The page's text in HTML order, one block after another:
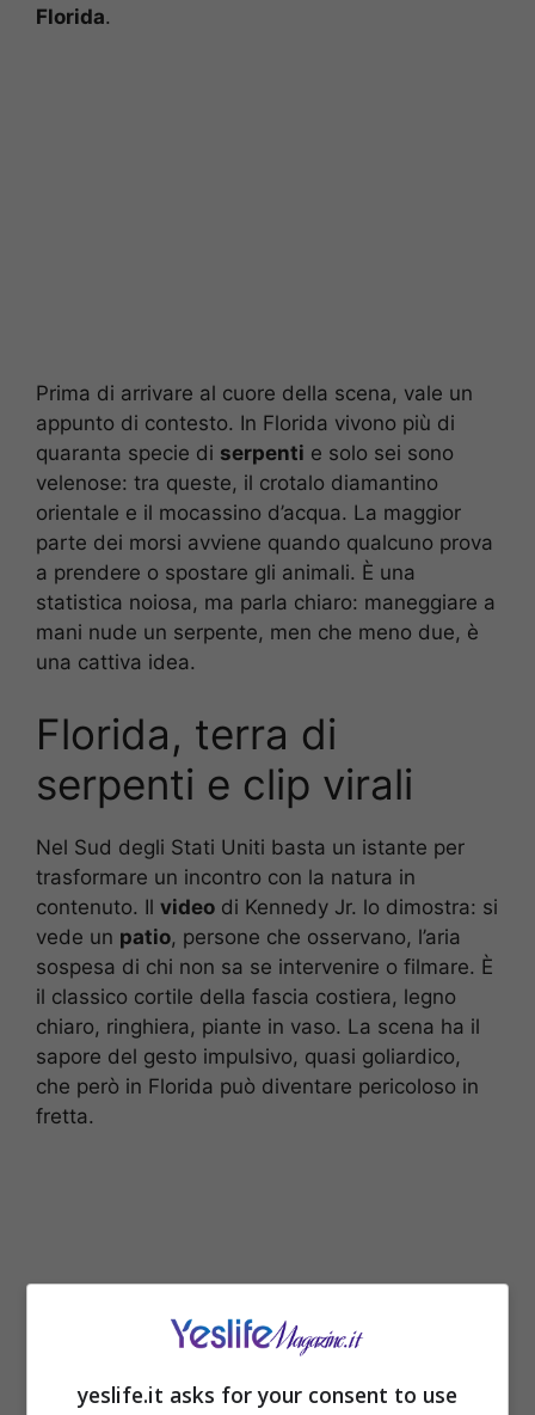
Florida.
Prima di arrivare al cuore della scena, vale un
appunto di contesto. In Florida vivono più di
quaranta specie di serpenti e solo sei sono
velenose: tra queste, il crotalo diamantino
orientale e il mocassino d’acqua. La maggior
parte dei morsi avviene quando qualcuno prova
a prendere o spostare gli animali. È una
statistica noiosa, ma parla chiaro: maneggiare a
mani nude un serpente, men che meno due, è
una cattiva idea.
Florida, terra di
serpenti e clip virali
Nel Sud degli Stati Uniti basta un istante per
trasformare un incontro con la natura in
contenuto. Il video di Kennedy Jr. lo dimostra: si
vede un patio, persone che osservano, l’aria
sospesa di chi non sa se intervenire o filmare. È
il classico cortile della fascia costiera, legno
chiaro, ringhiera, piante in vaso. La scena ha il
sapore del gesto impulsivo, quasi goliardico,
che però in Florida può diventare pericoloso in
fretta.
yeslife.it asks for your consent to use